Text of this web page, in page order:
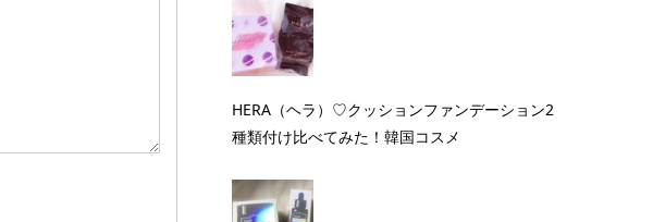
HERA（ヘラ）♡クッションファンデーション2
種類付け比べてみた！韓国コスメ